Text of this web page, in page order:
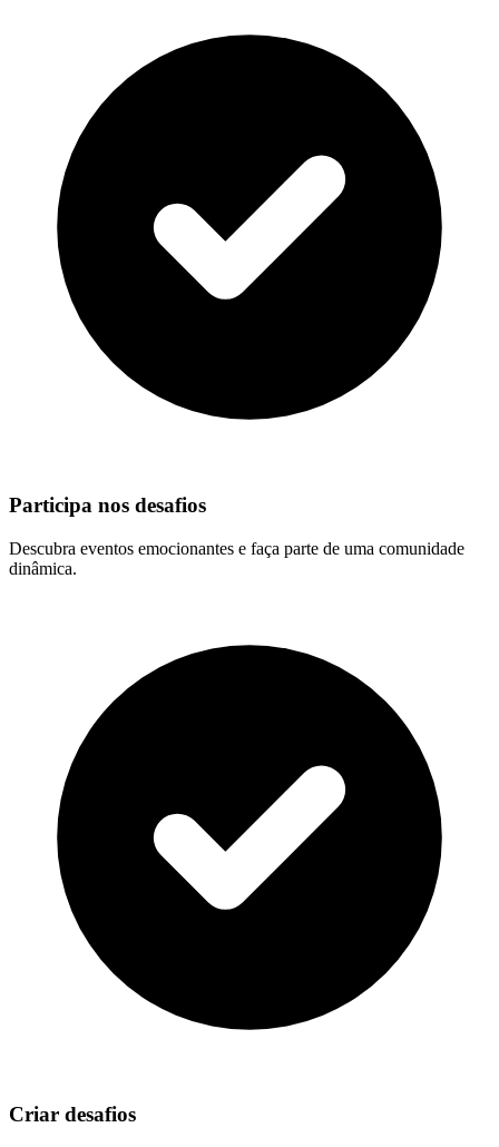
Participa nos desafios
Descubra eventos emocionantes e faça parte de uma comunidade
dinâmica.
Criar desafios